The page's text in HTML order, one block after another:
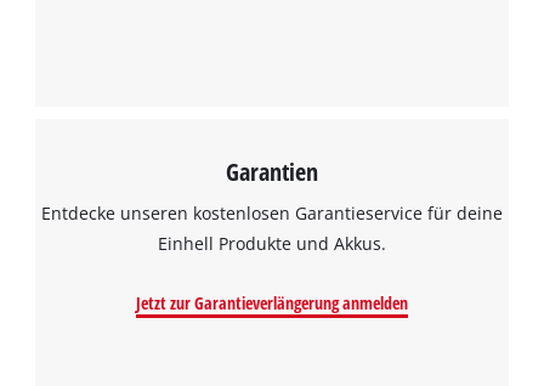
Wir benötigen deine Zustimmung, um
Google Maps laden zu können!
This content is not permitted to load due
visitor. The website owner needs to setup
Garantien
Entdecke unseren kostenlosen Garantieservice für deine
Einhell Produkte und Akkus.
Jetzt zur Garantieverlängerung anmelden